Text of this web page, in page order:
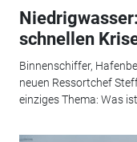
schnellen
Binnenschiffer,
neuen Ressortchef
einziges Thema: Was